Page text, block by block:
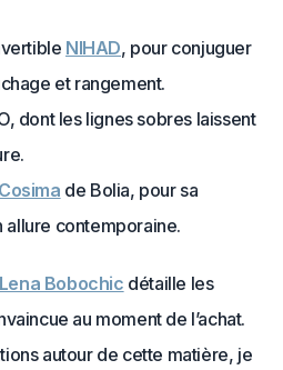
NIHAD, pour conjuguer
et rangement.
dont les lignes sobres laissent
Cosima de Bolia, pour sa
allure contemporaine.
Bobochic détaille les
au moment de l’achat.
autour de cette matière, je